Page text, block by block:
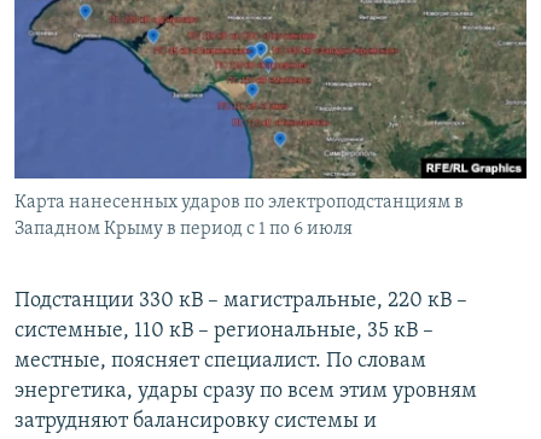
Карта нанесенных ударов по электроподстанциям в
Западном Крыму в период с 1 по 6 июля
Подстанции 330 кВ – магистральные, 220 кВ –
системные, 110 кВ – региональные, 35 кВ –
местные, поясняет специалист. По словам
энергетика, удары сразу по всем этим уровням
затрудняют балансировку системы и